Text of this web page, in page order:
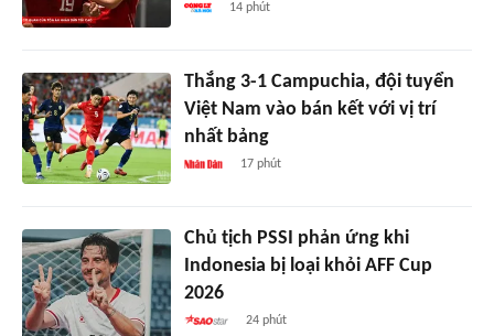
14 phút
Thắng 3-1 Campuchia, đội tuyển
Việt Nam vào bán kết với vị trí
nhất bảng
17 phút
Chủ tịch PSSI phản ứng khi
Indonesia bị loại khỏi AFF Cup
2026
24 phút